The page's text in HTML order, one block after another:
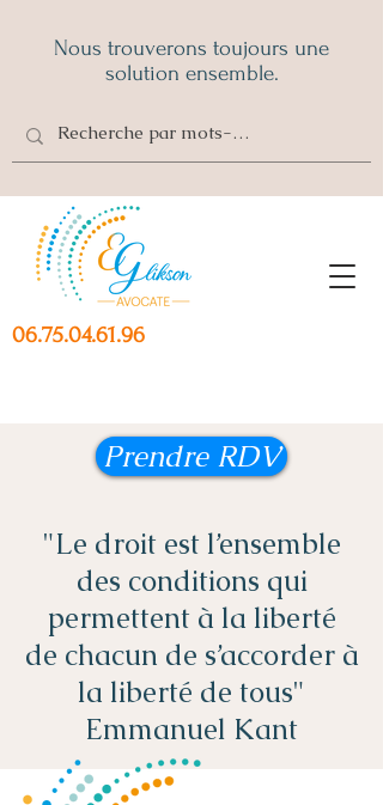
06.75.04.61.96
Nous trouverons toujours une
solution ensemble.
Prendre RDV
"Le droit est l’ensemble
des conditions qui
permettent à la liberté
de chacun de s’accorder à
la liberté de tous"
Emmanuel Kant